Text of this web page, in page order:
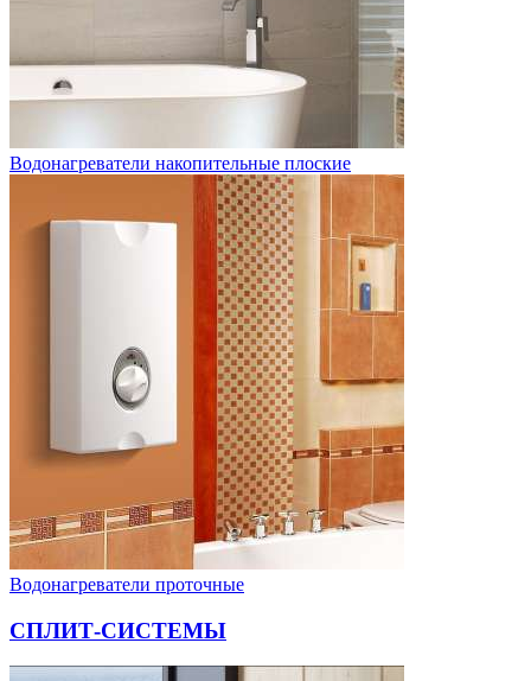
Водонагреватели накопительные плоские
Водонагреватели проточные
СПЛИТ-СИСТЕМЫ